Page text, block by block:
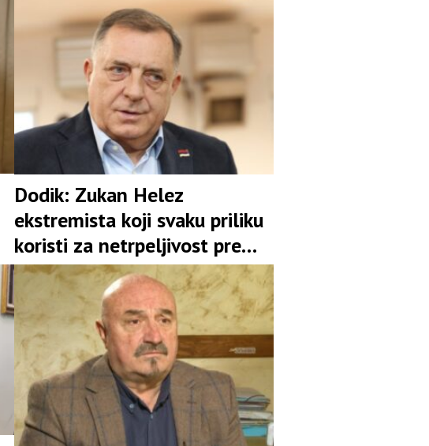
Dodik: Zukan Helez
ekstremista koji svaku priliku
koristi za netrpeljivost prema
Srbima